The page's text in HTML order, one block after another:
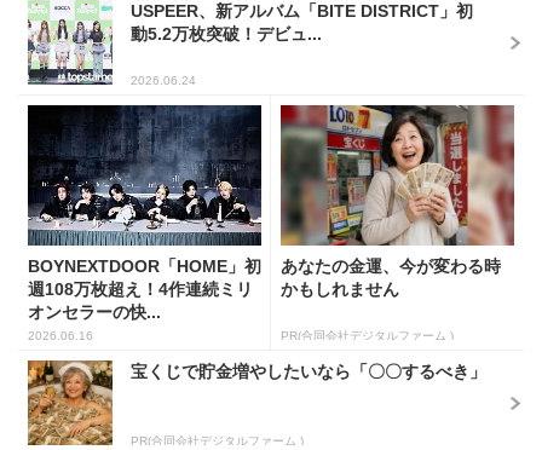
USPEER、新アルバム「BITE DISTRICT」初
動5.2万枚突破！デビュ...
2026.06.24
BOYNEXTDOOR「HOME」初
週108万枚超え！4作連続ミリ
オンセラーの快...
2026.06.16
あなたの金運、今が変わる時
かもしれません
PR(合同会社デジタルファーム )
宝くじで貯金増やしたいなら「〇〇するべき」
PR(合同会社デジタルファーム )